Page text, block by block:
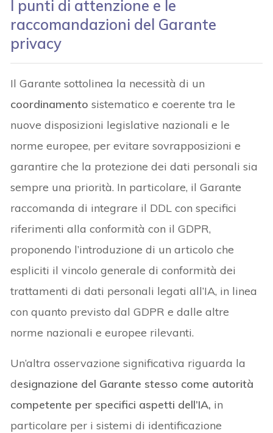
I punti di attenzione e le
raccomandazioni del Garante
privacy
Il Garante sottolinea la necessità di un
coordinamentosistematico e coerente tra le
nuove disposizioni legislative nazionali e le
norme europee, per evitare sovrapposizioni e
garantire che la protezione dei dati personali sia
sempre una priorità. In particolare, il Garante
raccomanda di integrare il DDL con specifici
riferimenti alla conformità con il GDPR,
proponendo l’introduzione di un articolo che
espliciti il vincolo generale di conformità dei
trattamenti di dati personali legati all’IA, in linea
con quanto previsto dal GDPR e dalle altre
norme nazionali e europee rilevanti.
Un’altra osservazione significativa riguarda la
designazione del Garante stesso come autorità
competente per specifici aspetti dell’IA, in
particolare per i sistemi di identificazione